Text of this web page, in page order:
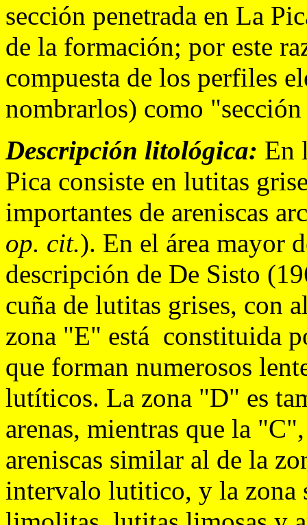
sección penetrada en La
de la formación; por este
compuesta de los perfiles
nombrarlos) como
Descripción litológica: En
Pica consiste en lutitas
importantes de areniscas
op. cit.). En el área mayor
descripción de De Sisto
cuña de lutitas grises, con
zona "E" está constituida
que forman numerosos
lutíticos. La zona "D" es
arenas, mientras que la
areniscas similar al de la
intervalo lutitico, y la zona